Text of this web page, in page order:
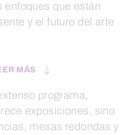
enfoques que están
y el futuro del arte
MÁS
programa,
exposiciones, sino
mesas redondas y